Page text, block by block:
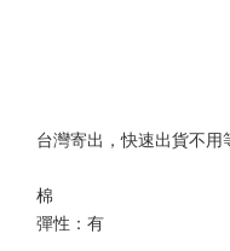
台灣寄出，快速出貨不
棉
彈性：有